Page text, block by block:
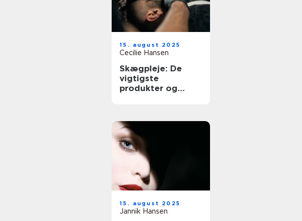
15. august 2025
Cecilie Hansen
Skægpleje: De
vigtigste
produkter og
15. august 2025
Jannik Hansen